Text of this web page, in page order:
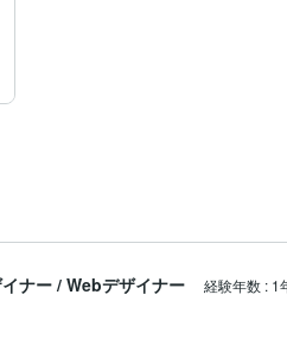
ナー / Webデザイナー 経験年数 : 1